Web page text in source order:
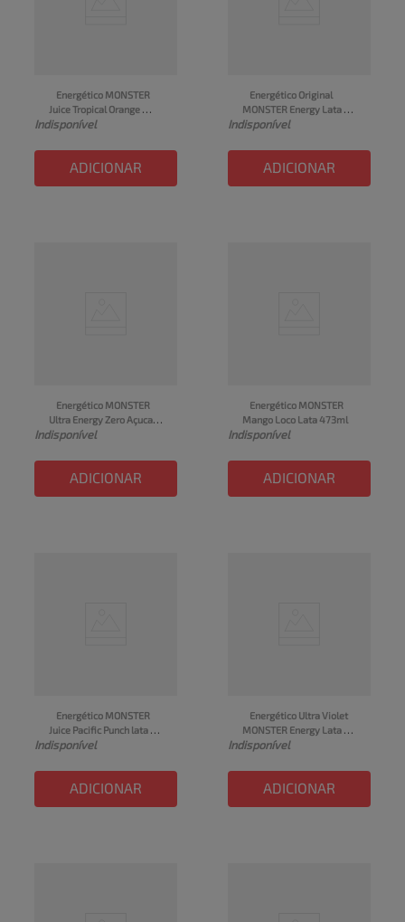
Energético MONSTER
Juice Tropical Orange
Khaotic Lata 473ml
Indisponível
ADICIONAR
Energético Original
MONSTER Energy Lata
473ml
Indisponível
ADICIONAR
Energético MONSTER
Ultra Energy Zero Açucar
Lata 473ml
Indisponível
ADICIONAR
Energético MONSTER
Mango Loco Lata 473ml
Indisponível
ADICIONAR
Energético MONSTER
Juice Pacific Punch lata
473ml
Indisponível
ADICIONAR
Energético Ultra Violet
MONSTER Energy Lata
473ml
Indisponível
ADICIONAR